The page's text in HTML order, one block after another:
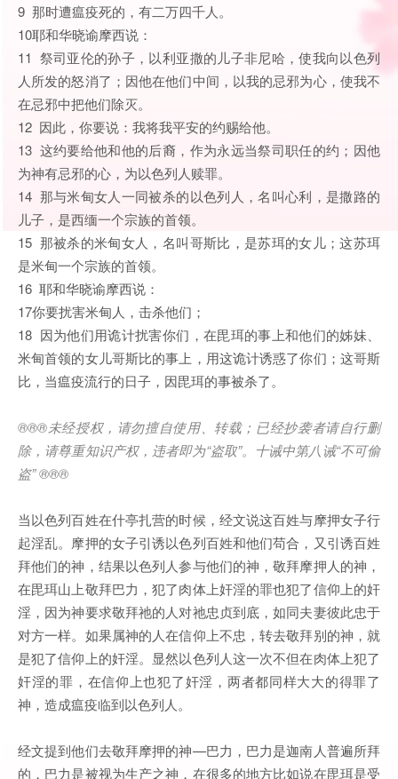
9 那时遭瘟疫死的，有二万四千人。
10耶和华晓谕摩西说：
11 祭司亚伦的孙子，以利亚撒的儿子非尼哈，使我向以色列
人所发的怒消了；因他在他们中间，以我的忌邪为心，使我不
在忌邪中把他们除灭。
12 因此，你要说：我将我平安的约赐给他。
13 这约要给他和他的后裔，作为永远当祭司职任的约；因他
为神有忌邪的心，为以色列人赎罪。
14 那与米甸女人一同被杀的以色列人，名叫心利，是撒路的
儿子，是西缅一个宗族的首领。
15 那被杀的米甸女人，名叫哥斯比，是苏珥的女儿；这苏珥
是米甸一个宗族的首领。
16 耶和华晓谕摩西说：
17你要扰害米甸人，击杀他们；
18 因为他们用诡计扰害你们，在毘珥的事上和他们的姊妹、
米甸首领的女儿哥斯比的事上，用这诡计诱惑了你们；这哥斯
比，当瘟疫流行的日子，因毘珥的事被杀了。
®®®未经授权，请勿擅自使用、转载；已经抄袭者请自行删
除，请尊重知识产权，违者即为“盗取”。十诫中第八诫“不可偷
盗” ®®®
当以色列百姓在什亭扎营的时候，经文说这百姓与摩押女子行
起淫乱。摩押的女子引诱以色列百姓和他们苟合，又引诱百姓
拜他们的神，结果以色列人参与他们的神，敬拜摩押人的神，
在毘珥山上敬拜巴力，犯了肉体上奸淫的罪也犯了信仰上的奸
淫，因为神要求敬拜祂的人对祂忠贞到底，如同夫妻彼此忠于
对方一样。如果属神的人在信仰上不忠，转去敬拜别的神，就
是犯了信仰上的奸淫。显然以色列人这一次不但在肉体上犯了
奸淫的罪，在信仰上也犯了奸淫，两者都同样大大的得罪了
神，造成瘟疫临到以色列人。
经文提到他们去敬拜摩押的神—巴力，巴力是迦南人普遍所拜
的，巴力是被视为生产之神，在很多的地方比如说在毘珥是受